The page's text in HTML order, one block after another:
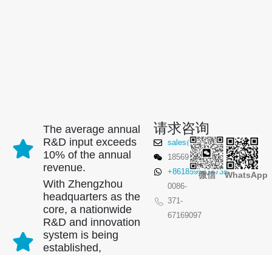
The average annual
R&D input exceeds
10% of the annual
revenue.
With Zhengzhou
headquarters as the
core, a nationwide
R&D and innovation
system is being
established,
请求咨询
sales@winsensor.com
18569903598
+8618595618735
0086-
371-
67169097
微信 WhatsApp